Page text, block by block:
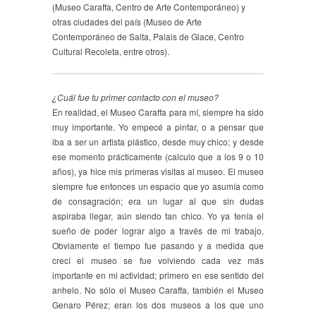
(Museo Caraffa, Centro de Arte Contemporáneo) y
otras ciudades del país (Museo de Arte
Contemporáneo de Salta, Palais de Glace, Centro
Cultural Recoleta, entre otros).
¿Cuál fue tu primer contacto con el museo?
En realidad, el Museo Caraffa para mí, siempre ha sido
muy importante. Yo empecé a pintar, o a pensar que
iba a ser un artista plástico, desde muy chico; y desde
ese momento prácticamente (calculo que a los 9 o 10
años), ya hice mis primeras visitas al museo. El museo
siempre fue entonces un espacio que yo asumía como
de consagración; era un lugar al que sin dudas
aspiraba llegar, aún siendo tan chico. Yo ya tenía el
sueño de poder lograr algo a través de mi trabajo.
Obviamente el tiempo fue pasando y a medida que
crecí el museo se fue volviendo cada vez más
importante en mi actividad; primero en ese sentido del
anhelo. No sólo el Museo Caraffa, también el Museo
Genaro Pérez; eran los dos museos a los que uno